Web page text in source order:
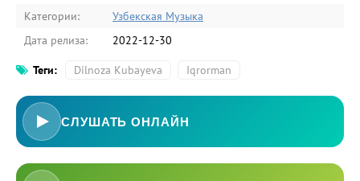
Категории:
Узбекская Музыка
Дата релиза:
2022-12-30
Теги: Dilnoza Kubayeva Iqrorman
СЛУШАТЬ ОНЛАЙН